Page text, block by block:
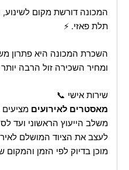
תלת פאזי. ⚡
השכרת המכונה היא פתרון
ומחיר השכירה זול הרבה
שירות אישי 📞
מאסטרים לאירועים מציעים
משלב הייעוץ הראשוני ועד
לעצב את הציוד המושלם
מוכן בדיוק לפי הזמן והמקום